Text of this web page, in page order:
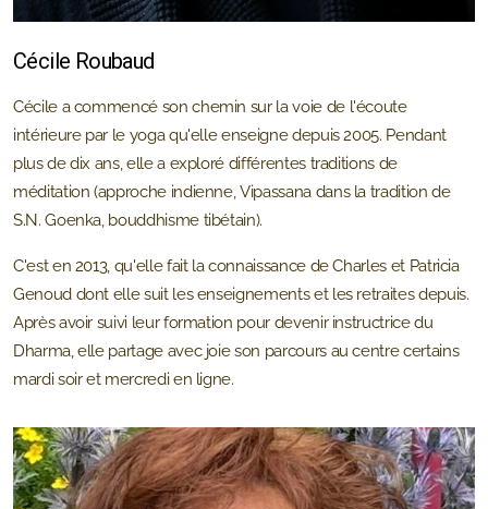
Cécile Roubaud
Cécile a commencé son chemin sur la voie de l'écoute
intérieure par le yoga qu'elle enseigne depuis 2005. Pendant
plus de dix ans, elle a exploré différentes traditions de
méditation (approche indienne, Vipassana dans la tradition de
S.N. Goenka, bouddhisme tibétain).
C'est en 2013, qu'elle fait la connaissance de Charles et Patricia
Genoud dont elle suit les enseignements et les retraites depuis.
Après avoir suivi leur formation pour devenir instructrice du
Dharma, elle partage avec joie son parcours au centre certains
mardi soir et mercredi en ligne.